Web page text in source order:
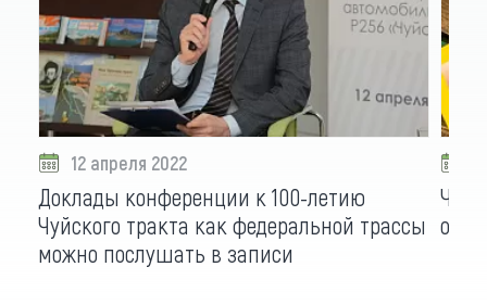
12 апреля 2022
Доклады конференции к 100-летию
Чуйского тракта как федеральной трассы
можно послушать в записи
от